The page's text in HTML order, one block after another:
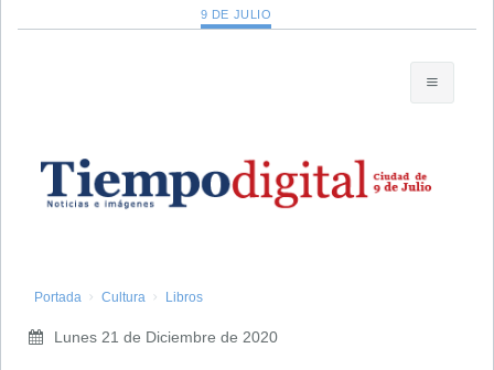
9 DE JULIO
Portada Cultura Libros
Lunes 21 de Diciembre de 2020